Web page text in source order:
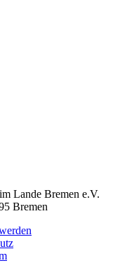
Lande Bremen e.V.
Bremen